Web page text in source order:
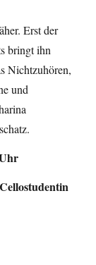
Erst der
bringt ihn
Nichtzuhören,
und